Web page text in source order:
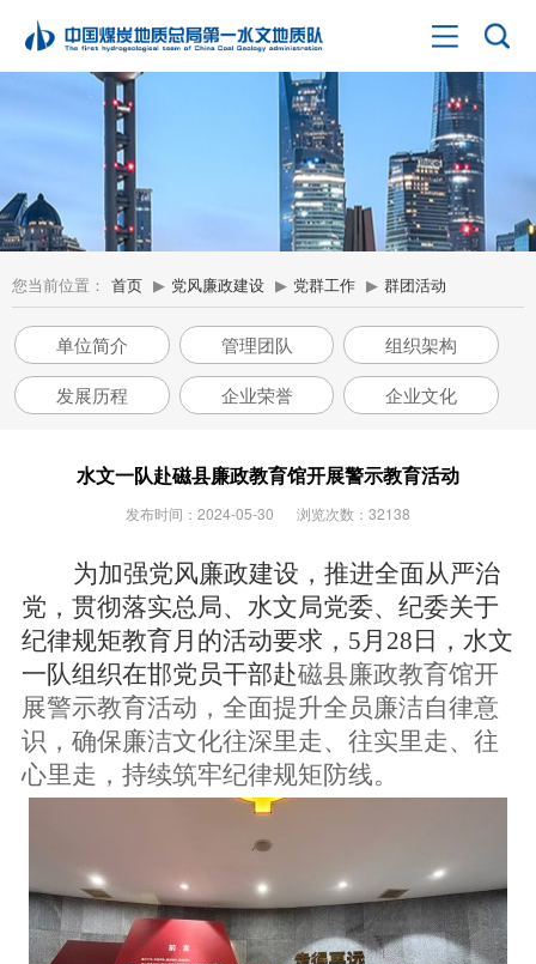
您当前位置： 首页 ▶ 党风廉政建设 ▶ 党群工作 ▶ 群团活动
单位简介 管理团队
组织架构
发展历程
企业荣誉 企业文化
水文一队赴磁县廉政教育馆开展警示教育活动
发布时间：2024-05-30 浏览次数：32138
为加强党风廉政建设，推进全面从严治
党，贯彻落实总局、水文局党委、纪委关于
纪律规矩教育月的活动要求， 5月28日，水文
一队组织在邯党员干部赴磁县廉政教育馆开
展警示教育活动， 全面提升全员廉洁自律意
识，确保廉洁文化往深里走、往实里走、往
心里走，持续筑牢纪律规矩防线。